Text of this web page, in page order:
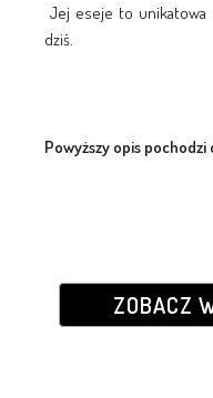
Jej eseje to unikatowa
dziś.
Powyższy opis pochodzi
ZOBACZ